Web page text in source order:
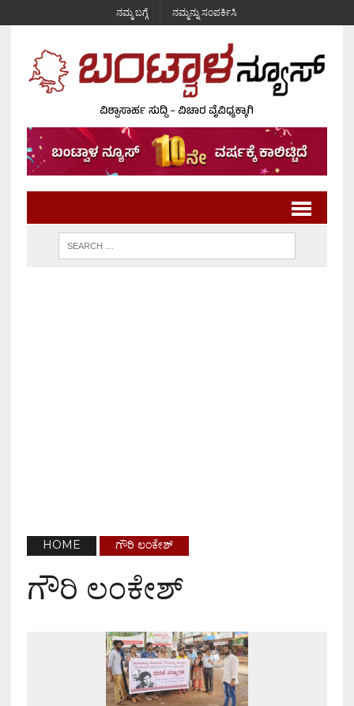
ನಮ್ಮ ಬಗ್ಗೆ ನಮ್ಮನ್ನು ಸಂಪರ್ಕಿಸಿ
HOME ಗೌರಿ ಲಂಕೇಶ್
ಗೌರಿ ಲಂಕೇಶ್